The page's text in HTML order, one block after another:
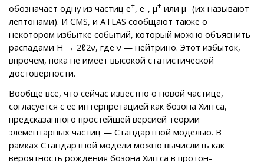
обозначает одну из частиц е+, е–, μ+ или μ– (их называют
лептонами). И CMS, и ATLAS сообщают также о
некотором избытке событий, который можно объяснить
распадами H → 2ℓ2ν, где ν — нейтрино. Этот избыток,
впрочем, пока не имеет высокой статистической
достоверности.
Вообще всё, что сейчас известно о новой частице,
согласуется с её интерпретацией как бозона Хиггса,
предсказанного простейшей версией теории
элементарных частиц — Стандартной моделью. В
рамках Стандартной модели можно вычислить как
вероятность рождения бозона Хиггса в протон-